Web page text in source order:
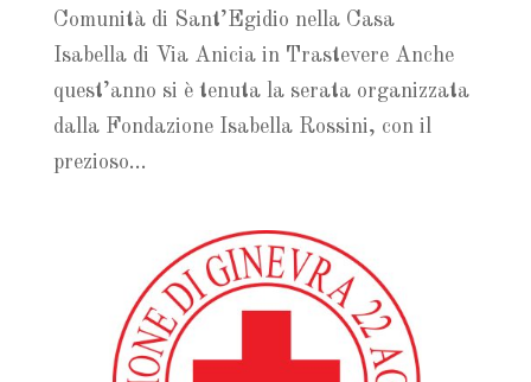
Comunità di Sant’Egidio nella Casa
Isabella di Via Anicia in Trastevere Anche
quest’anno si è tenuta la serata organizzata
dalla Fondazione Isabella Rossini, con il
prezioso...